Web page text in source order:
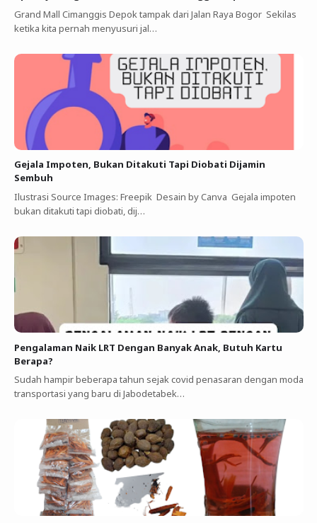
Grand Mall Cimanggis Depok tampak dari Jalan Raya Bogor Sekilas
ketika kita pernah menyusuri jal…
Gejala Impoten, Bukan Ditakuti Tapi Diobati Dijamin
Sembuh
Ilustrasi Source Images: Freepik Desain by Canva Gejala impoten
bukan ditakuti tapi diobati, dij…
Pengalaman Naik LRT Dengan Banyak Anak, Butuh Kartu
Berapa?
Sudah hampir beberapa tahun sejak covid penasaran dengan moda
transportasi yang baru di Jabodetabek…